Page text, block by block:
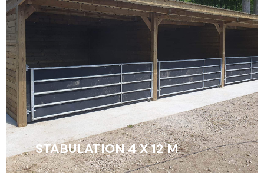
STABULATION 4 X 12 M
EN SAVOIR +